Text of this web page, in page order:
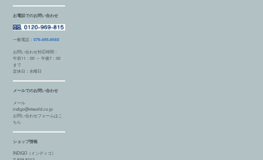
お電話でのお問い合わせ
一般電話：076-495-8560
お問い合わせ対応時間：
午前11：00 ～ 午後7：30
まで
定休日：水曜日
メールでのお問い合わせ
メール
indigo@etworld.co.jp
お問い合わせフォームはこ
ちら
ショップ情報
INDIGO（インディゴ）